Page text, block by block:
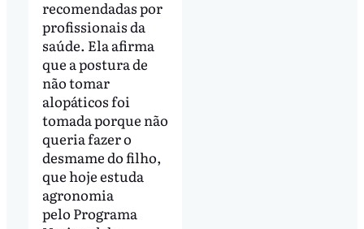
recomendadas por
profissionais da
saúde. Ela afirma
que a postura de
não tomar
alopáticos foi
tomada porque não
queria fazer o
desmame do filho,
que hoje estuda
agronomia
pelo Programa